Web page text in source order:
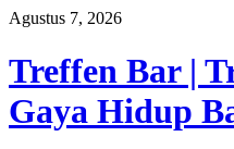
Skip
content
Agustus 7, 2026
Treffen Bar |
Gaya Hidup